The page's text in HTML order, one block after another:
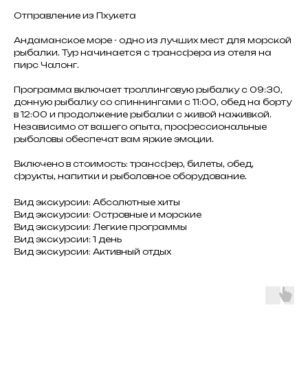
Отправление из Пхукета
Андаманское море - одно из лучших мест для морской
рыбалки. Тур начинается с трансфера из отеля на
пирс Чалонг.
Программа включает троллинговую рыбалку с 09:30,
донную рыбалку со спиннингами с 11:00, обед на борту
в 12:00 и продолжение рыбалки с живой наживкой.
Независимо от вашего опыта, профессиональные
рыболовы обеспечат вам яркие эмоции.
Включено в стоимость: трансфер, билеты, обед,
фрукты, напитки и рыболовное оборудование.
Вид экскурсии: Абсолютные хиты
Вид экскурсии: Островные и морские
Вид экскурсии: Легкие программы
Вид экскурсии: 1 день
Вид экскурсии: Активный отдых